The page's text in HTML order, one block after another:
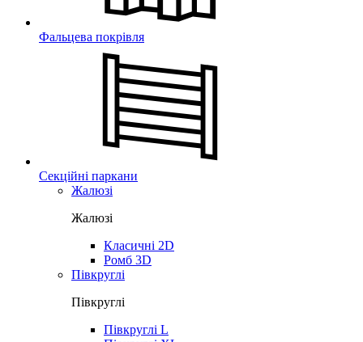
Фальцева покрівля
Секційні паркани
Жалюзі
Жалюзі
Класичні 2D
Ромб 3D
Півкруглі
Півкруглі
Півкруглі L